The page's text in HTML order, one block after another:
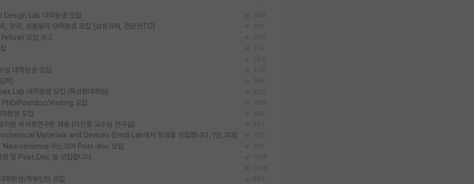
Lab 대학원생 모집 349
자, 생물물리 대학원생 모집 [삼성과제, 전문연TO] 315
모집 공고 353
274
383
실 대학원생 모집 435
학) 688
Lab 대학원생 모집 (특성화대학원) 830
; PhD/Postdoc/Visiting 모집 1188
원생 모집 852
원 박사후연구원 채용 (이진홍 교수님 연구실) 681
Materials and Devices (Emd) Lab에서 학생을 모집합니다. (연,고대) 1113
Neuroscience 이노코어 Post-doc 모집 901
생 및 Post.Doc.을 모집합니다. 1246
1096
학원생/학부인턴 모집 882